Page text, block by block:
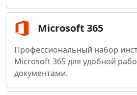
Microsoft 365
Профессиональный набор
Microsoft 365 для удобной
документами.